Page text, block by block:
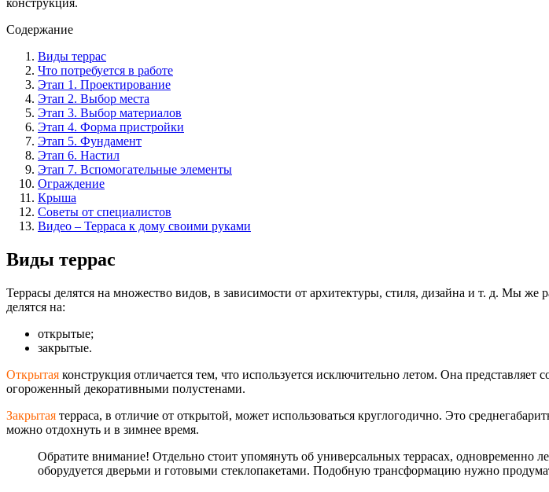
Содержание
Виды террас
Что потребуется в работе
Этап 1. Проектирование
Этап 2. Выбор места
Этап 3. Выбор материалов
Этап 4. Форма пристройки
Этап 5. Фундамент
Этап 6. Настил
Этап 7. Вспомогательные элементы
Ограждение
Крыша
Советы от специалистов
Видео – Терраса к дому своими руками
Виды террас
Террасы делятся на множество видов, в зависимости от архитектуры, стиля, дизайна и т. д. Мы
делятся на:
открытые;
закрытые.
Открытая конструкция отличается тем, что используется исключительно летом. Она
огороженный декоративными полустенами.
Закрытая терраса, в отличие от открытой, может использоваться круглогодично. Это
можно отдохнуть и в зимнее время.
Обратите внимание! Отдельно стоит упомянуть об универсальных террасах, одновременно
оборудуется дверьми и готовыми стеклопакетами. Подобную трансформацию нужно